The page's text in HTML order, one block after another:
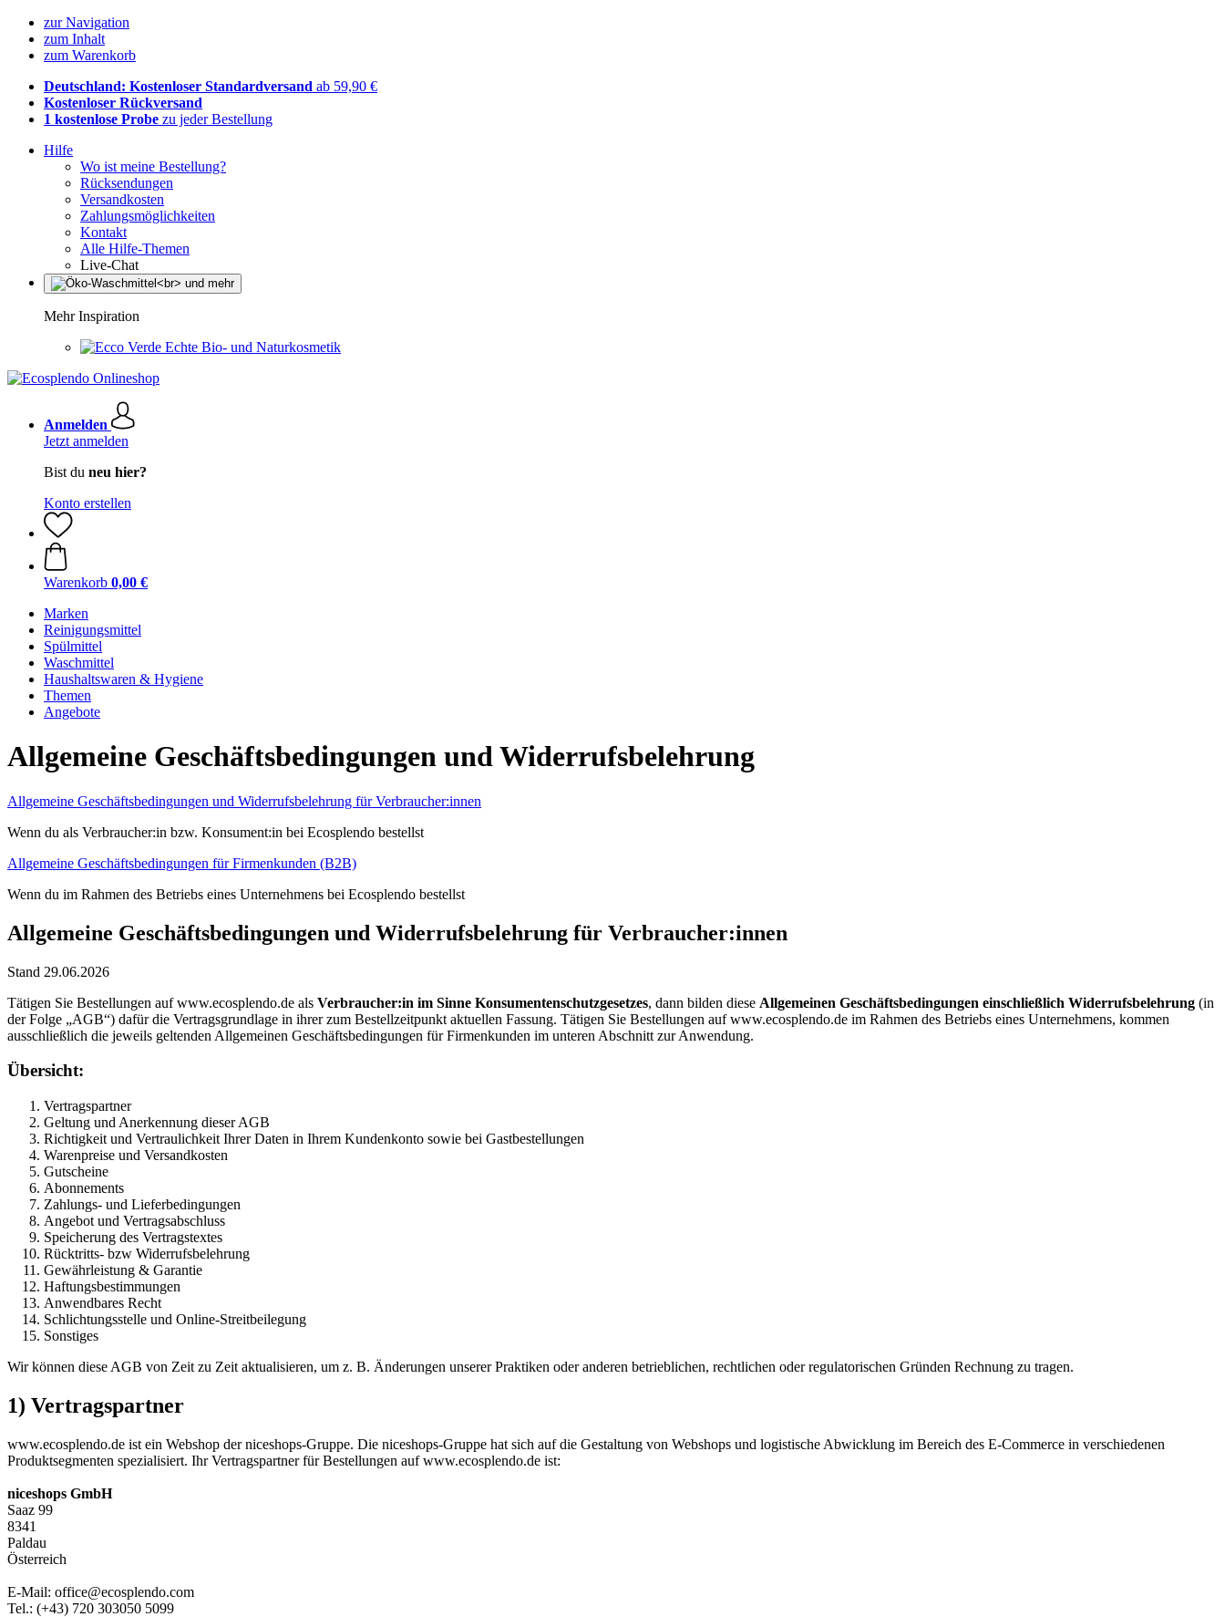
zur Navigation
zum Inhalt
zum Warenkorb
Deutschland: Kostenloser Standardversand ab 59,90 €
Kostenloser Rückversand
1 kostenlose Probe zu jeder Bestellung
Hilfe
Wo ist meine Bestellung?
Rücksendungen
Versandkosten
Zahlungsmöglichkeiten
Kontakt
Alle Hilfe-Themen
Live-Chat
Mehr Inspiration
Echte Bio- und Naturkosmetik
Anmelden
Jetzt anmelden
Bist du neu hier?
Konto erstellen
Warenkorb 0,00 €
Marken
Reinigungsmittel
Spülmittel
Waschmittel
Haushaltswaren & Hygiene
Themen
Angebote
Allgemeine Geschäftsbedingungen und Widerrufsbelehrung
Allgemeine Geschäftsbedingungen und Widerrufsbelehrung für Verbraucher:innen
Wenn du als Verbraucher:in bzw. Konsument:in bei Ecosplendo bestellst
Allgemeine Geschäftsbedingungen für Firmenkunden (B2B)
Wenn du im Rahmen des Betriebs eines Unternehmens bei Ecosplendo bestellst
Allgemeine Geschäftsbedingungen und Widerrufsbelehrung für Verbraucher:innen
Stand 29.06.2026
Tätigen Sie Bestellungen auf www.ecosplendo.de als Verbraucher:in im Sinne Konsumentenschutzgesetzes, dann bilden diese Allgemeinen Geschäftsbedingungen einschließlich Widerrufsbelehrung (in
der Folge „AGB“) dafür die Vertragsgrundlage in ihrer zum Bestellzeitpunkt aktuellen Fassung. Tätigen Sie Bestellungen auf www.ecosplendo.de im Rahmen des Betriebs eines Unternehmens, kommen
ausschließlich die jeweils geltenden Allgemeinen Geschäftsbedingungen für Firmenkunden im unteren Abschnitt zur Anwendung.
Übersicht:
Vertragspartner
Geltung und Anerkennung dieser AGB
Richtigkeit und Vertraulichkeit Ihrer Daten in Ihrem Kundenkonto sowie bei Gastbestellungen
Warenpreise und Versandkosten
Gutscheine
Abonnements
Zahlungs- und Lieferbedingungen
Angebot und Vertragsabschluss
Speicherung des Vertragstextes
Rücktritts- bzw Widerrufsbelehrung
Gewährleistung & Garantie
Haftungsbestimmungen
Anwendbares Recht
Schlichtungsstelle und Online-Streitbeilegung
Sonstiges
Wir können diese AGB von Zeit zu Zeit aktualisieren, um z. B. Änderungen unserer Praktiken oder anderen betrieblichen, rechtlichen oder regulatorischen Gründen Rechnung zu tragen.
1) Vertragspartner
www.ecosplendo.de ist ein Webshop der niceshops-Gruppe. Die niceshops-Gruppe hat sich auf die Gestaltung von Webshops und logistische Abwicklung im Bereich des E-Commerce in verschiedenen
Produktsegmenten spezialisiert. Ihr Vertragspartner für Bestellungen auf www.ecosplendo.de ist:
niceshops GmbH
Saaz 99
8341
Paldau
Österreich
E-Mail: office@ecosplendo.com
Tel.: (+43) 720 303050 5099